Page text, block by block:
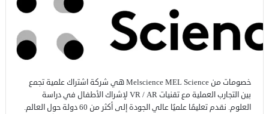
خصومات من Melscience MEL Science هي شركة اشتراك علمية تجمع
بين التجارب العملية مع تقنيات VR / AR لإشراك الأطفال في دراسة
العلوم. نقدم تعليمًا علميًا عالي الجودة إلى أكثر من 60 دولة حول العالم.